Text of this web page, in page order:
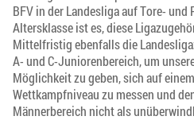
BFV in der Landesliga auf Tore-
Altersklasse ist es, diese
Mittelfristig ebenfalls die
A- und C-Juniorenbereich, um
Möglichkeit zu geben, sich auf
Wettkampfniveau zu messen und
Männerbereich nicht als